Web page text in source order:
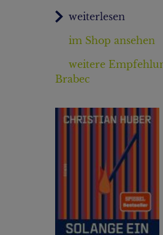
im Shop ansehen
weitere
Brabec